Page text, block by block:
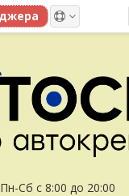
Пн-Сб с 8:00 до 20:00